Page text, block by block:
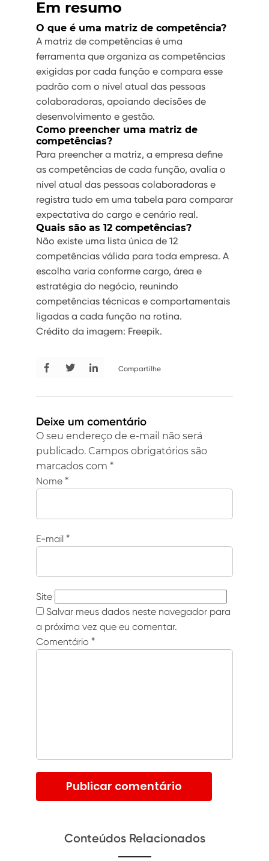
Em resumo
O que é uma matriz de competência?
A matriz de competências é uma
ferramenta que organiza as competências
exigidas por cada função e compara esse
padrão com o nível atual das pessoas
colaboradoras, apoiando decisões de
desenvolvimento e gestão.
Como preencher uma matriz de
competências?
Para preencher a matriz, a empresa define
as competências de cada função, avalia o
nível atual das pessoas colaboradoras e
registra tudo em uma tabela para comparar
expectativa do cargo e cenário real.
Quais são as 12 competências?
Não existe uma lista única de 12
competências válida para toda empresa. A
escolha varia conforme cargo, área e
estratégia do negócio, reunindo
competências técnicas e comportamentais
ligadas a cada função na rotina.
Crédito da imagem: Freepik.
Compartilhe
Deixe um comentário
O seu endereço de e-mail não será
publicado. Campos obrigatórios são
marcados com *
Nome *
E-mail *
Site
Salvar meus dados neste navegador para
a próxima vez que eu comentar.
Comentário *
Conteúdos Relacionados